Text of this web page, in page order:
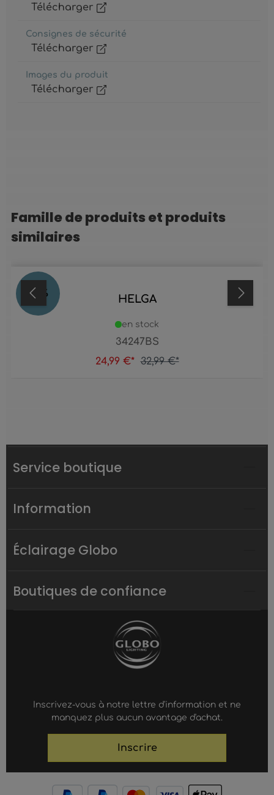
Télécharger
Consignes de sécurité
Télécharger
Images du produit
Télécharger
Ignorer la galerie de produits
Famille de produits et produits
similaires
24 % HELGA
34247BS
en stock
24,99 €* 32,99 €*
Service boutique
Information
Éclairage Globo
Boutiques de confiance
Inscrivez-vous à notre lettre d'information et ne
manquez plus aucun avantage d'achat.
Inscrire